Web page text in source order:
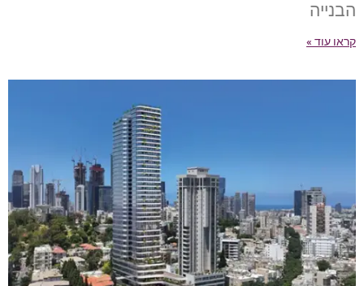
הבנייה
קראו עוד »